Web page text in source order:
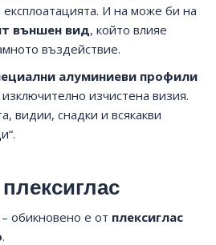
И на може би на
външен вид, който влияе
въздействие.
алуминиеви профили
изчистена визия.
видии, снадки и всякакви
– обикновено е от плексиглас
.